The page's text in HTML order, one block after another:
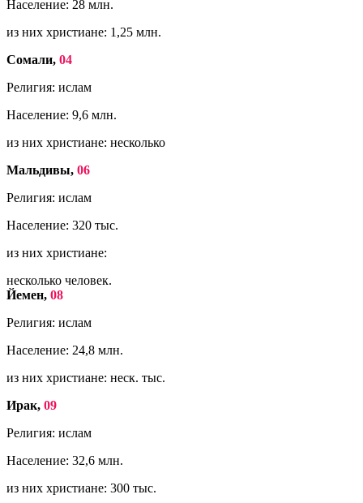
Население: 28 млн.
из них христиане: 1,25 млн.
Сомали, 04
Религия: ислам
Население: 9,6 млн.
из них христиане: несколько
Мальдивы, 06
Религия: ислам
Население: 320 тыс.
из них христиане:
несколько человек.
Йемен, 08
Религия: ислам
Население: 24,8 млн.
из них христиане: неск. тыс.
Ирак, 09
Религия: ислам
Население: 32,6 млн.
из них христиане: 300 тыс.